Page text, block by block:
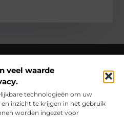
veel waarde
technologieën om uw
inzicht te krijgen in het gebruik
worden ingezet voor
het dagelijks leven kleur
inspireren door een wereld vol